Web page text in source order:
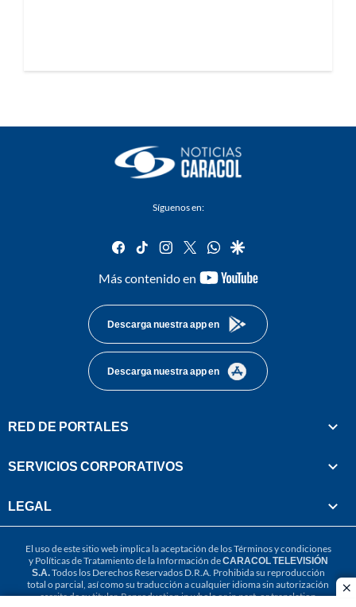
Síguenos en:
facebook
tiktok instagram
twitterwhatsapp
google
Más contenido en
youtube-
Descarga nuestra app en
Descarga nuestra app en
RED DE PORTALES
SERVICIOS CORPORATIVOS
LEGAL
El uso de este sitio web implica la aceptación de losTérminos y condiciones
y Políticas de Tratamiento de la Información deCARACOL TELEVISIÓN
S.A.Todos los Derechos Reservados D.R.A. Prohibida su reproducción
total o parcial, así como su traducción a cualquier idioma sin autorización
escrita de su titular. Reproduction in whole or in part, or translation